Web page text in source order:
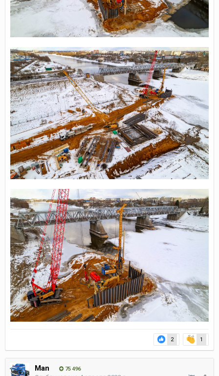
2 1
Man 75 496